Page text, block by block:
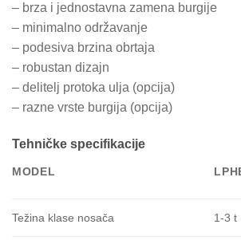
– brza i jednostavna zamena burgije
– minimalno održavanje
– podesiva brzina obrtaja
– robustan dizajn
– delitelj protoka ulja (opcija)
– razne vrste burgija (opcija)
Tehničke specifikacije
MODEL
Težina klase nosača 1-3 t